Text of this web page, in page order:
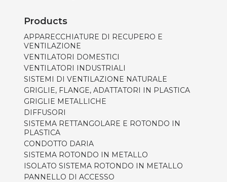
Products
APPARECCHIATURE DI RECUPERO E
VENTILAZIONE
VENTILATORI DOMESTICI
VENTILATORI INDUSTRIALI
SISTEMI DI VENTILAZIONE NATURALE
GRIGLIE, FLANGE, ADATTATORI IN PLASTICA
GRIGLIE METALLICHE
DIFFUSORI
SISTEMA RETTANGOLARE E ROTONDO IN
PLASTICA
CONDOTTO DARIA
SISTEMA ROTONDO IN METALLO
ISOLATO SISTEMA ROTONDO IN METALLO
PANNELLO DI ACCESSO